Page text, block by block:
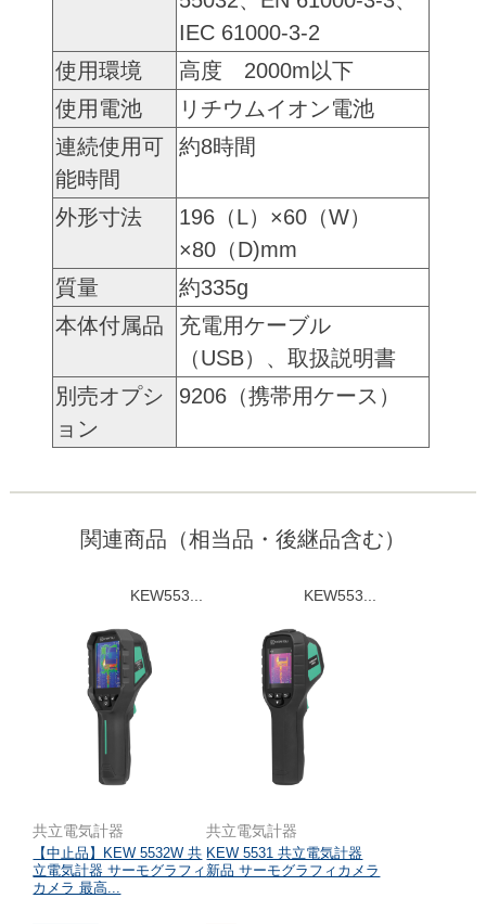
IEC 61000-3-2
使用環境
高度 2000m以下
使用電池
リチウムイオン電池
連続使用可
能時間
約8時間
外形寸法
196（L）×60（W）
×80（D)mm
質量
約335g
本体付属品
充電用ケーブル
（USB）、取扱説明書
別売オプシ
ョン
9206（携帯用ケース）
関連商品（相当品・後継品含む）
KEW553...
共立電気計器
【中止品】KEW 5532W 共
立電気計器 サーモグラフィ
カメラ 最高...
KEW553...
共立電気計器
KEW 5531 共立電気計器
新品 サーモグラフィカメラ